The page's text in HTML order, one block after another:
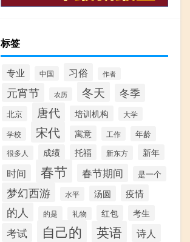
标签
专业 中国 习俗 作者
元宵节 农历 冬天 冬季
北京 唐代 培训机构 大学
学校 宋代 寓意 工作 年龄
很多人 成绩 托福 新东方 新年
时间 春节 春节期间 是一个
梦幻西游 水平 汤圆 疫情
的人 的是 礼物 红包 考生
考试 自己的 英语 诗人